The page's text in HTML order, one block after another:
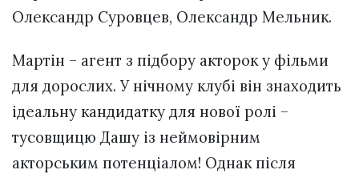
Олександр Суровцев, Олександр Мельник.
Мартін – агент з підбору акторок у фільми
для дорослих. У нічному клубі він знаходить
ідеальну кандидатку для нової ролі –
тусовщицю Дашу із неймовірним
акторським потенціалом! Однак після